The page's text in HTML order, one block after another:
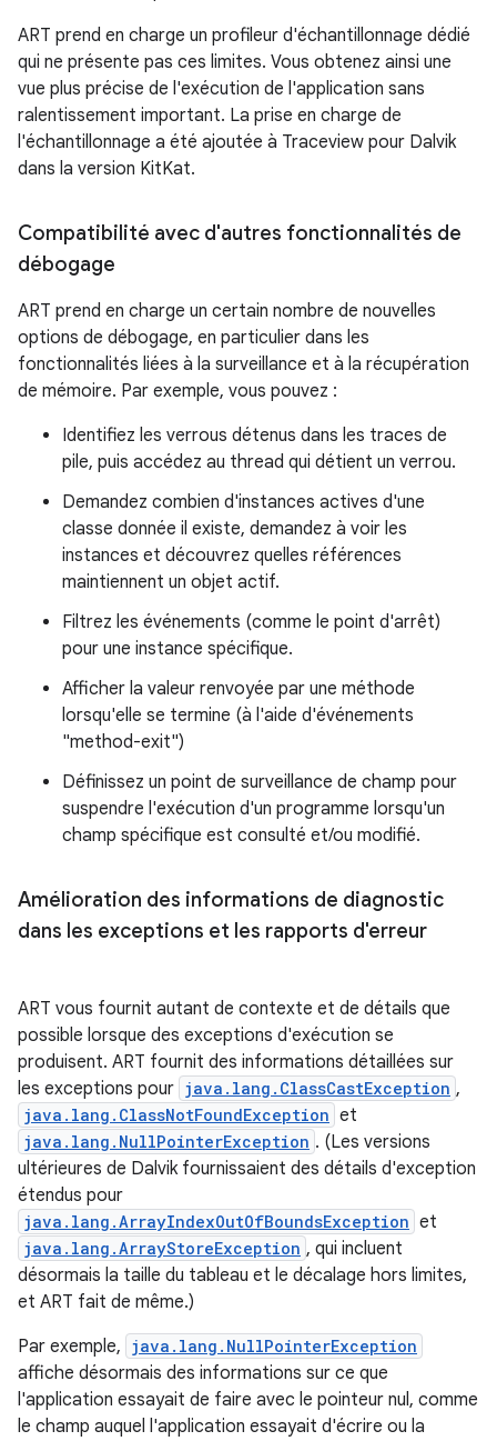
ART prend en charge un profileur d'échantillonnage dédié
qui ne présente pas ces limites. Vous obtenez ainsi une
vue plus précise de l'exécution de l'application sans
ralentissement important. La prise en charge de
l'échantillonnage a été ajoutée à Traceview pour Dalvik
dans la version KitKat.
Compatibilité avec d'autres fonctionnalités de
débogage
ART prend en charge un certain nombre de nouvelles
options de débogage, en particulier dans les
fonctionnalités liées à la surveillance et à la récupération
de mémoire. Par exemple, vous pouvez :
Identifiez les verrous détenus dans les traces de
pile, puis accédez au thread qui détient un verrou.
Demandez combien d'instances actives d'une
classe donnée il existe, demandez à voir les
instances et découvrez quelles références
maintiennent un objet actif.
Filtrez les événements (comme le point d'arrêt)
pour une instance spécifique.
Afficher la valeur renvoyée par une méthode
lorsqu'elle se termine (à l'aide d'événements
"method-exit")
Définissez un point de surveillance de champ pour
suspendre l'exécution d'un programme lorsqu'un
champ spécifique est consulté et/ou modifié.
Amélioration des informations de diagnostic
dans les exceptions et les rapports d'erreur
ART vous fournit autant de contexte et de détails que
possible lorsque des exceptions d'exécution se
produisent. ART fournit des informations détaillées sur
les exceptions pour java.lang.ClassCastException ,
java.lang.ClassNotFoundException et
java.lang.NullPointerException . (Les versions
ultérieures de Dalvik fournissaient des détails d'exception
étendus pour
java.lang.ArrayIndexOutOfBoundsException et
java.lang.ArrayStoreException , qui incluent
désormais la taille du tableau et le décalage hors limites,
et ART fait de même.)
Par exemple, java.lang.NullPointerException
affiche désormais des informations sur ce que
l'application essayait de faire avec le pointeur nul, comme
le champ auquel l'application essayait d'écrire ou la